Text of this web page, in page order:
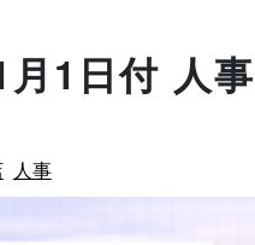
1日付 人事
人事